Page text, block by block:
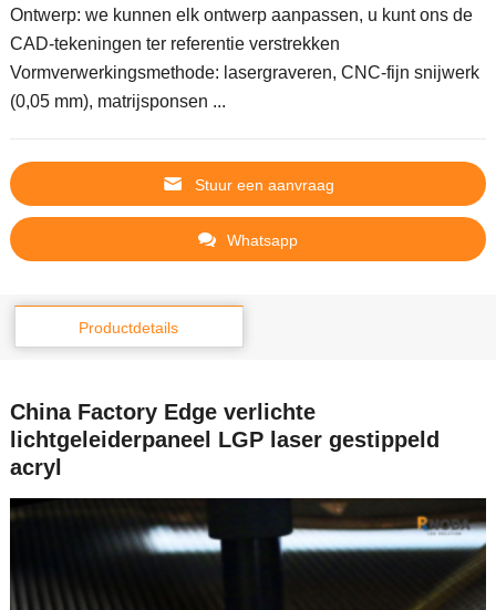
Ontwerp: we kunnen elk ontwerp aanpassen, u kunt ons de
CAD-tekeningen ter referentie verstrekken
Vormverwerkingsmethode: lasergraveren, CNC-fijn snijwerk
(0,05 mm), matrijsponsen ...
Stuur een aanvraag
Whatsapp
Productdetails
China Factory Edge verlichte
lichtgeleiderpaneel LGP laser gestippeld
acryl